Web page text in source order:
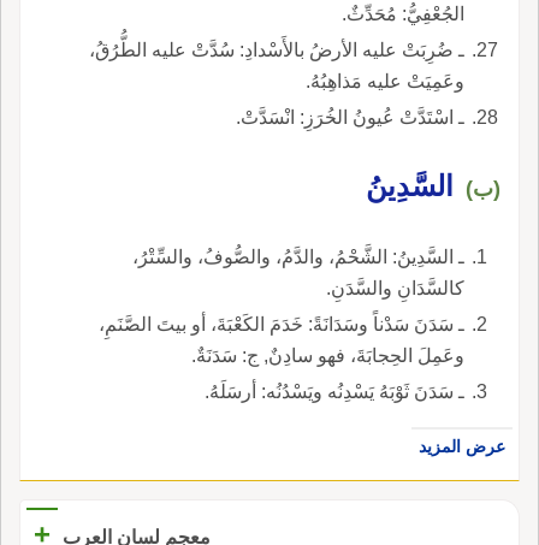
الجُعْفِيُّ: مُحَدِّثٌ.
ـ ضُرِبَتْ عليه الأرضُ بالأَسْدادِ: سُدَّتْ عليه الطُّرُقُ،
وعَمِيَتْ عليه مَذاهِبُهُ.
ـ اسْتَدَّتْ عُيونُ الخُرَزِ: انْسَدَّتْ.
(ب) السَّدِينُ
ـ السَّدِينُ: الشَّحْمُ، والدَّمُ، والصُّوفُ، والسِّتْرُ،
كالسَّدَانِ والسَّدَنِ.
ـ سَدَنَ سَدْناً وسَدَانَةً: خَدَمَ الكَعْبَةَ، أو بيتَ الصَّنَمِ،
وعَمِلَ الحِجابَةَ، فهو سادِنٌ, ج: سَدَنَةٌ.
ـ سَدَنَ ثَوْبَهُ يَسْدِنُه ويَسْدُنُه: أرسَلَهُ.
عرض المزيد
معجم لسان العرب +